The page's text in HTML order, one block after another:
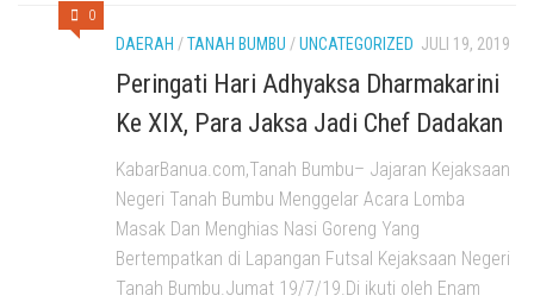
0
DAERAH /TANAH BUMBU /UNCATEGORIZED JULI 19, 2019
Peringati Hari Adhyaksa Dharmakarini
Ke XIX, Para Jaksa Jadi Chef Dadakan
KabarBanua.com,Tanah Bumbu– Jajaran Kejaksaan
Negeri Tanah Bumbu Menggelar Acara Lomba
Masak Dan Menghias Nasi Goreng Yang
Bertempatkan di Lapangan Futsal Kejaksaan Negeri
Tanah Bumbu.Jumat 19/7/19.Di ikuti oleh Enam